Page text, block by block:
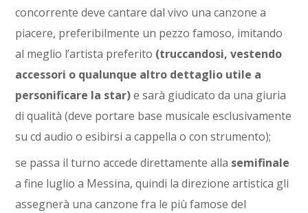
concorrente deve cantare dal vivo una canzone a
piacere, preferibilmente un pezzo famoso, imitando
al meglio l’artista preferito (truccandosi, vestendo
accessori o qualunque altro dettaglio utile a
personificare la star)e sarà giudicato da una giuria
di qualità (deve portare base musicale esclusivamente
su cd audio o esibirsi a cappella o con strumento);
se passa il turno accede direttamente alla semifinale
a fine luglio a Messina, quindi la direzione artistica gli
assegnerà una canzone fra le più famose del